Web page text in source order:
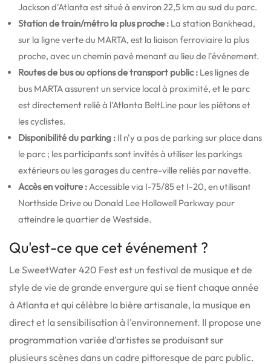
Jackson d'Atlanta est situé à environ 22,5 km au sud du parc.
Station de train/métro la plus proche : La station Bankhead,
sur la ligne verte du MARTA, est la liaison ferroviaire la plus
proche, avec un chemin pavé menant au lieu de l'événement.
Routes de bus ou options de transport public : Les lignes de
bus MARTA assurent un service local à proximité, et le parc
est directement relié à l'Atlanta BeltLine pour les piétons et
les cyclistes.
Disponibilité du parking : Il n'y a pas de parking sur place dans
le parc ; les participants sont invités à utiliser les parkings
extérieurs ou les garages du centre-ville reliés par navette.
Accès en voiture : Accessible via I-75/85 et I-20, en utilisant
Northside Drive ou Donald Lee Hollowell Parkway pour
atteindre le quartier de Westside.
Qu'est-ce que cet événement ?
Le SweetWater 420 Fest est un festival de musique et de
style de vie de grande envergure qui se tient chaque année
à Atlanta et qui célèbre la bière artisanale, la musique en
direct et la sensibilisation à l'environnement. Il propose une
programmation variée d'artistes se produisant sur
plusieurs scènes dans un cadre pittoresque de parc public.